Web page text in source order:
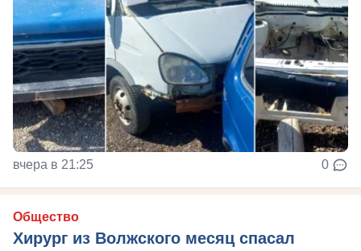
вчера в 21:25 0
Общество
Хирург из Волжского месяц спасал